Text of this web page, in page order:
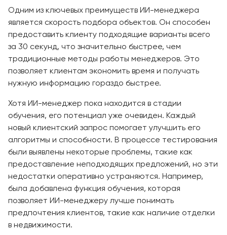
Одним из ключевых преимуществ ИИ-менеджера
является скорость подбора объектов. Он способен
предоставить клиенту подходящие варианты всего
за 30 секунд, что значительно быстрее, чем
традиционные методы работы менеджеров. Это
позволяет клиентам экономить время и получать
нужную информацию гораздо быстрее.
Хотя ИИ-менеджер пока находится в стадии
обучения, его потенциал уже очевиден. Каждый
новый клиентский запрос помогает улучшить его
алгоритмы и способности. В процессе тестирования
были выявлены некоторые проблемы, такие как
предоставление неподходящих предложений, но эти
недостатки оперативно устраняются. Например,
была добавлена функция обучения, которая
позволяет ИИ-менеджеру лучше понимать
предпочтения клиентов, такие как наличие отделки
в недвижимости.